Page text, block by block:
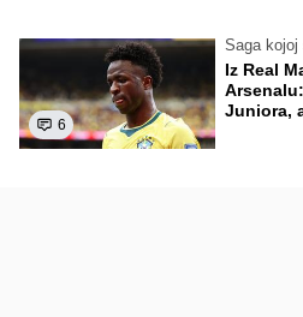
6
Saga kojoj
Iz Real
Juniora,